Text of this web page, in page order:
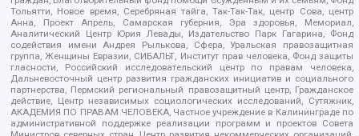
Тольятти, Новое время, Серебряная тайга, Так-Так-Так, центр Сова, центр
Анна, Проект Апрель, Самарская губерния, Эра здоровья, Мемориал,
Аналитический Центр Юрия Левады, Издательство Парк Гагарина, Фонд
содействия имени Андрея Рылькова, Сфера, Уральская правозащитная
группа, Женщины Евразии, СИБАЛЬТ, Институт прав человека, Фонд защиты
гласности, Российский исследовательский центр по правам человека,
Дальневосточный центр развития гражданских инициатив и социального
партнерства, Пермский региональный правозащитный центр, Гражданское
действие, Центр независимых социологических исследований, Сутяжник,
АКАДЕМИЯ ПО ПРАВАМ ЧЕЛОВЕКА, Частное учреждение в Калининграде по
административной поддержке реализации программ и проектов Совета